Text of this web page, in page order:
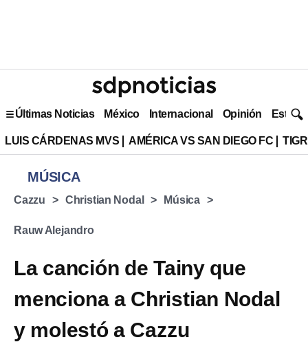
Últimas Noticias México Internacional Opinión Estilo
LUIS CÁRDENAS MVS AMÉRICA VS SAN DIEGO FC
MÚSICA
Cazzu Christian Nodal Música
Rauw Alejandro
La canción de Tainy que
menciona a Christian Nodal
y molestó a Cazzu